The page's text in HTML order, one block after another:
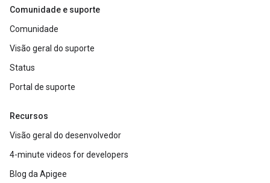
Comunidade e suporte
Comunidade
Visão geral do suporte
Status
Portal de suporte
Recursos
Visão geral do desenvolvedor
4-minute videos for developers
Blog da Apigee